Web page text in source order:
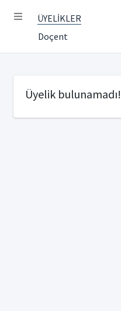
ÜYELİKLER
Doçent
Üyelik bulunamadı!